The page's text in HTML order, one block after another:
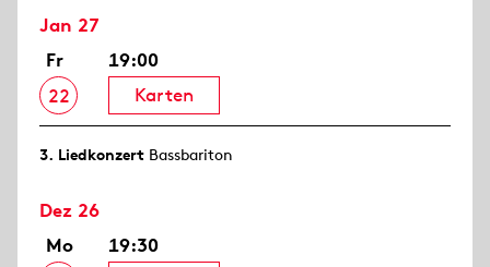
Jan 27
Fr
22
19:00
Karten
3. Lied­konzert Bassbariton
Dez 26
Mo
19:30